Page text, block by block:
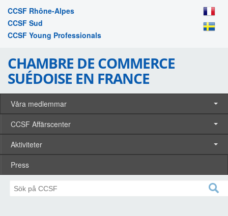
CCSF Rhône-Alpes
CCSF Sud
CCSF Young Professionals
CHAMBRE DE COMMERCE
SUÉDOISE EN FRANCE
Våra medlemmar
CCSF Affärscenter
Aktiviteter
Press